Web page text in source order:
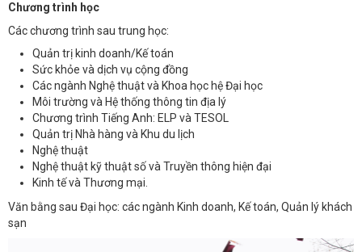
Chương trình học
Các chương trình sau trung học:
Quản trị kinh doanh/Kế toán
Sức khỏe và dịch vụ cộng đồng
Các ngành Nghệ thuật và Khoa học hệ Đại học
Môi trường và Hệ thống thông tin địa lý
Chương trình Tiếng Anh: ELP và TESOL
Quản trị Nhà hàng và Khu du lịch
Nghệ thuật
Nghệ thuật kỹ thuật số và Truyền thông hiện đại
Kinh tế và Thương mại.
Văn bằng sau Đại học: các ngành Kinh doanh, Kế toán, Quản lý khách
sạn